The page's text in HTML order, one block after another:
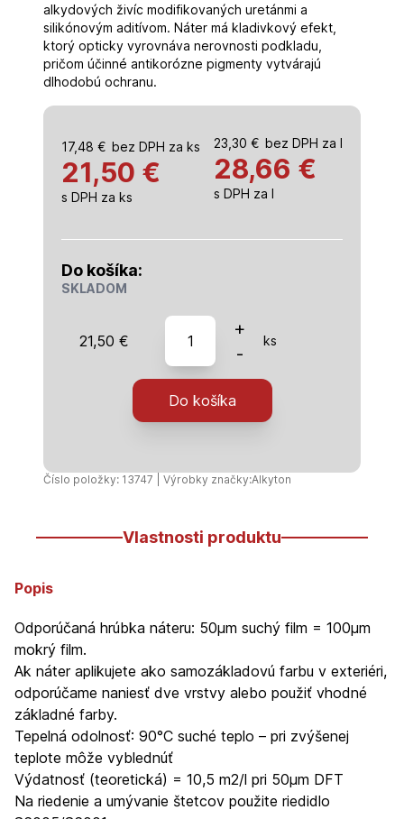
alkydových živíc modifikovaných uretánmi a
silikónovým aditívom. Náter má kladivkový efekt,
ktorý opticky vyrovnáva nerovnosti podkladu,
pričom účinné antikorózne pigmenty vytvárajú
dlhodobú ochranu.
17,48 € bez DPH za ks
21,50 €
s DPH za ks
23,30 € bez DPH za l
28,66 €
s DPH za l
Do košíka:
SKLADOM
21,50 €
množstvo
Alkyton
kladivková
striebrošedá
750ml
+
-
ks
Do košíka
Číslo položky: 13747 | Výrobky značky:Alkyton
Vlastnosti produktu
Popis
Odporúčaná hrúbka náteru: 50µm suchý film = 100µm
mokrý film.
Ak náter aplikujete ako samozákladovú farbu v exteriéri,
odporúčame naniesť dve vrstvy alebo použiť vhodné
základné farby.
Tepelná odolnosť: 90°C suché teplo – pri zvýšenej
teplote môže vyblednúť
Výdatnosť (teoretická) = 10,5 m2/l pri 50µm DFT
Na riedenie a umývanie štetcov použite riedidlo